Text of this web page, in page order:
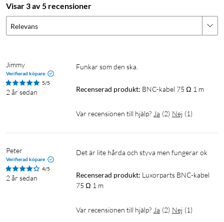
Visar 3 av 5 recensioner
Relevans
Jimmy
Verifierad köpare
5/5
2 år sedan
Funkar som den ska.
Recenserad produkt: BNC-kabel 75 Ω 1 m
Var recensionen till hjälp? Ja (2) Nej (1)
Peter
Verifierad köpare
4/5
2 år sedan
Det är lite hårda och styva men fungerar ok
Recenserad produkt: Luxorparts BNC-kabel
75 Ω 1 m
Var recensionen till hjälp? Ja (2) Nej (1)